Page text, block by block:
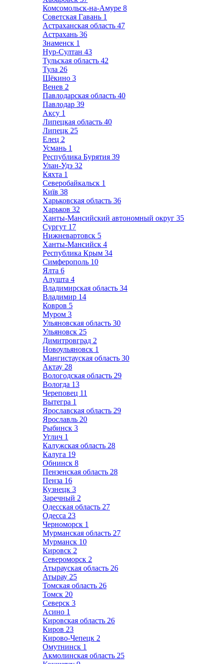
Комсомольск-на-Амуре 8
Советская Гавань 1
Астраханская область 47
Астрахань 36
Знаменск 1
Нур-Султан 43
Тульская область 42
Тула 26
Щёкино 3
Венев 2
Павлодарская область 40
Павлодар 39
Аксу 1
Липецкая область 40
Липецк 25
Елец 2
Усмань 1
Республика Бурятия 39
Улан-Удэ 32
Кяхта 1
Северобайкальск 1
Київ 38
Харьковская область 36
Харьков 32
Ханты-Мансийский автономный округ 35
Сургут 17
Нижневартовск 5
Ханты-Мансийск 4
Республика Крым 34
Симферополь 10
Ялта 6
Алушта 4
Владимирская область 34
Владимир 14
Ковров 5
Муром 3
Ульяновская область 30
Ульяновск 25
Димитровград 2
Новоульяновск 1
Мангистауская область 30
Актау 28
Вологодская область 29
Вологда 13
Череповец 11
Вытегра 1
Ярославская область 29
Ярославль 20
Рыбинск 3
Углич 1
Калужская область 28
Калуга 19
Обнинск 8
Пензенская область 28
Пенза 16
Кузнецк 3
Заречный 2
Одесская область 27
Одесса 23
Черноморск 1
Мурманская область 27
Мурманск 10
Кировск 2
Североморск 2
Атырауская область 26
Атырау 25
Томская область 26
Томск 20
Северск 3
Асино 1
Кировская область 26
Киров 23
Кирово-Чепецк 2
Омутнинск 1
Акмолинская область 25